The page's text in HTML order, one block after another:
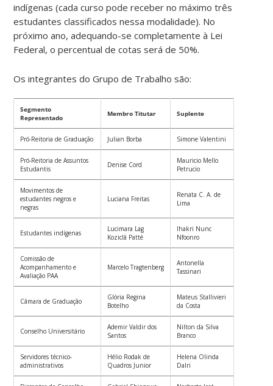
indígenas (cada curso pode receber no máximo três
estudantes classificados nessa modalidade). No
próximo ano, adequando-se completamente à Lei
Federal, o percentual de cotas será de 50%.
Os integrantes do Grupo de Trabalho são:
Segmento
Representado
Membro Titutar Suplente
Pró-Reitoria de Graduação Julian Borba Simone Valentini
Pró-Reitoria de Assuntos
Estudantis
Denise Cord
Mauricio Mello
Petrucio
Movimentos de
estudantes negros e
negras
Luciana Freitas
Renata C. A. de
Lima
Estudantes indígenas
Lucimara Lag
Koziclâ Patté
Ihakri Nunc
Nfoonro
Comissão de
Acompanhamento e
Avaliação PAA
Marcelo Tragtenberg
Antonella
Tassinari
Câmara de Graduação
Glória Regina
Botelho
Mateus Stallivieri
da Costa
Conselho Universitário
Ademir Valdir dos
Santos
Nilton da Silva
Branco
Servidores técnico-
administrativos
Hélio Rodak de
Quadros Junior
Helena Olinda
Dalri